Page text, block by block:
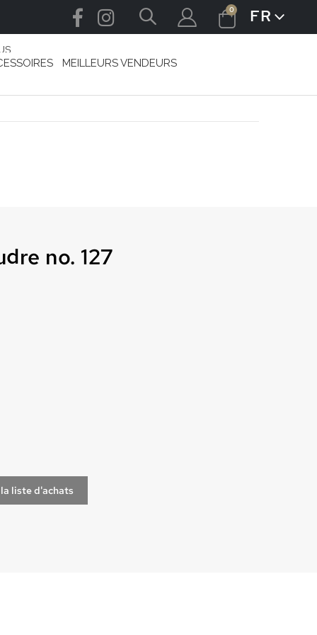
Cart
0articlesLANGUE
FR
MEILLEURS VENDEURS
no. 127
liste d'achats